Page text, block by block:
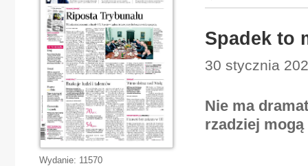
Spadek to
30 stycznia
Nie ma
rzadziej mogą
Wydanie: 11570